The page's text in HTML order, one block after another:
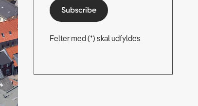
Subscribe
Felter med (*) skal udfyldes